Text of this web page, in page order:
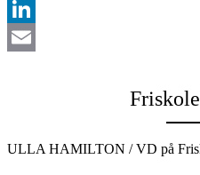
Twitter
LinkedIn
ULLA HAMILTON / VD på